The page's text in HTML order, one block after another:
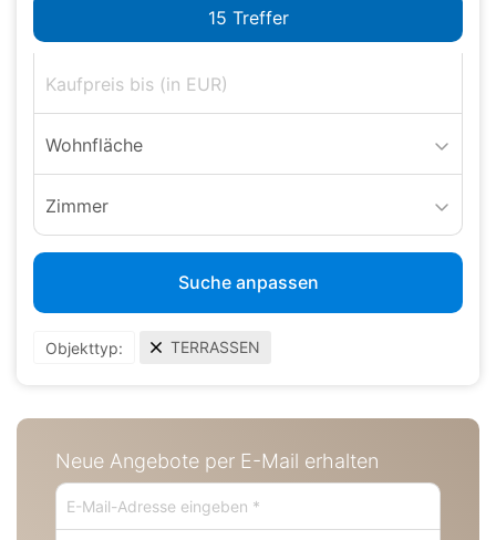
Wohnfläche
Zimmer
Suche anpassen
Objekttyp: TERRASSEN
Neue Angebote per E-Mail erhalten